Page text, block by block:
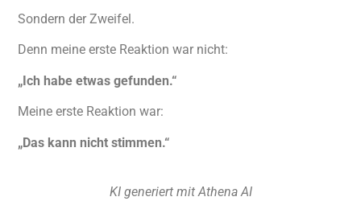
Sondern der Zweifel.
Denn meine erste Reaktion war nicht:
„Ich habe etwas gefunden.“
Meine erste Reaktion war:
„Das kann nicht stimmen.“
KI generiert mit Athena AI